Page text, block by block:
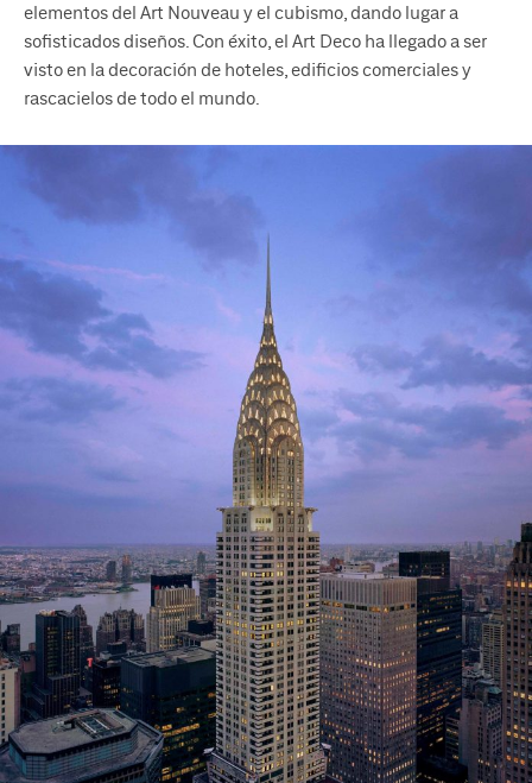
elementos del Art Nouveau y el cubismo, dando lugar a
sofisticados diseños. Con éxito, el Art Deco ha llegado a ser
visto en la decoración de hoteles, edificios comerciales y
rascacielos de todo el mundo.